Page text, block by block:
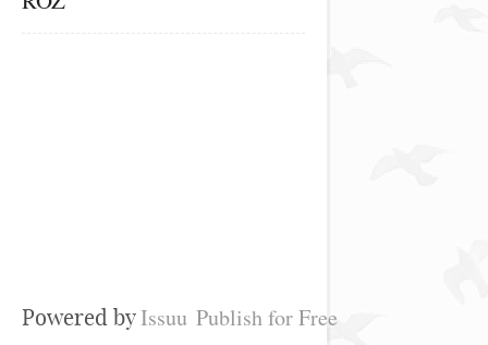
Powered byIssuu Publish for Free